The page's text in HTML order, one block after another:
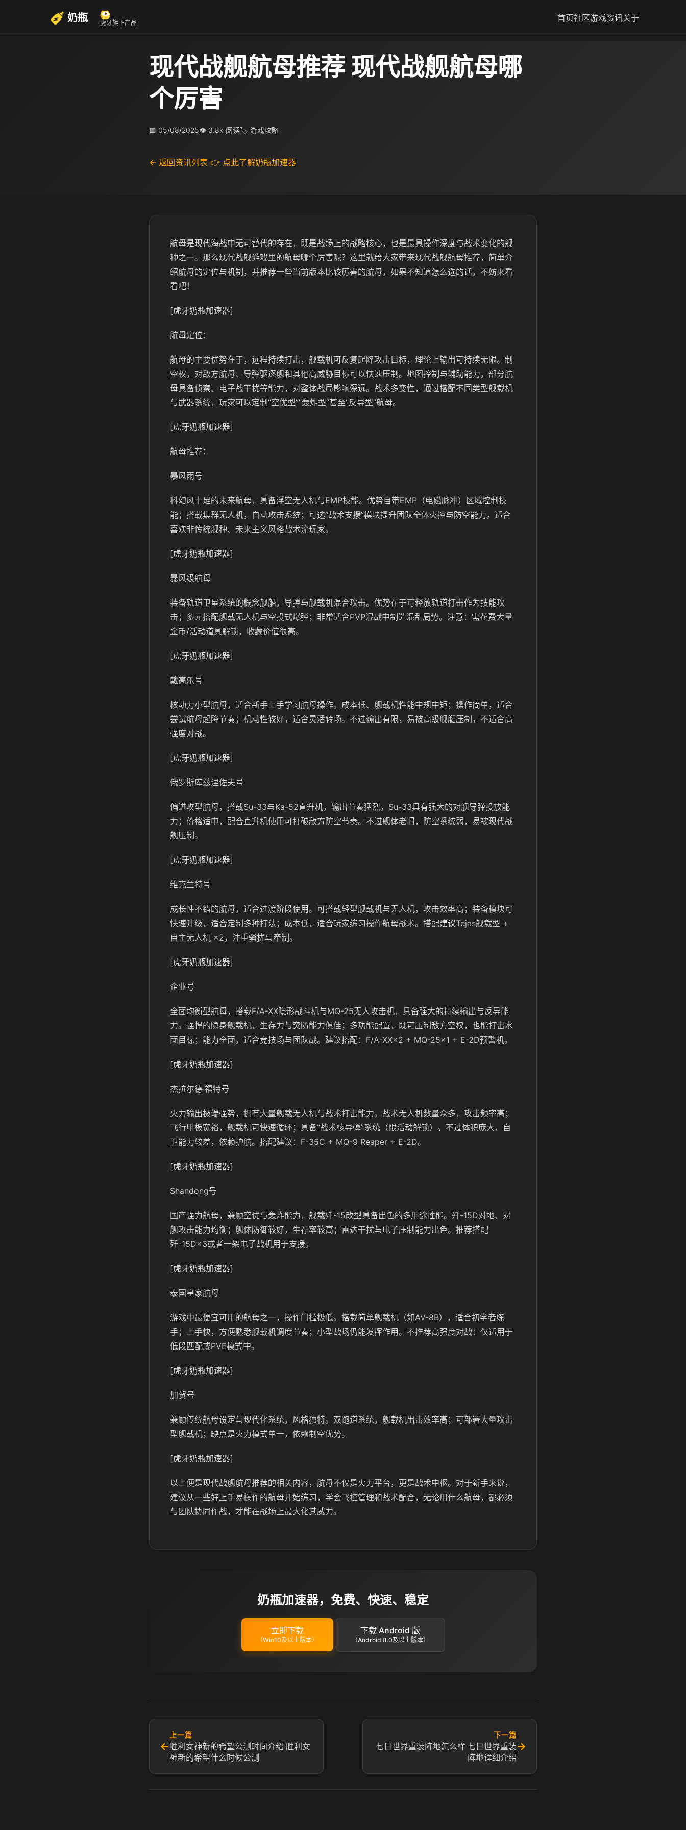
奶瓶 虎牙旗下产品 首页社区游戏资讯关于
现代战舰航母推荐 现代战舰航母哪
个厉害
📅 05/08/2025👁 3.8k 阅读🏷 游戏攻略
← 返回资讯列表 👉 点此了解奶瓶加速器
航母是现代海战中无可替代的存在，既是战场上的战略核心，也是最具操作深度与战术变化的舰
种之一。那么现代战舰游戏里的航母哪个厉害呢？这里就给大家带来现代战舰航母推荐，简单介
绍航母的定位与机制，并推荐一些当前版本比较厉害的航母，如果不知道怎么选的话，不妨来看
看吧！
[虎牙奶瓶加速器]
航母定位：
航母的主要优势在于，远程持续打击，舰载机可反复起降攻击目标，理论上输出可持续无限。制
空权，对敌方航母、导弹驱逐舰和其他高威胁目标可以快速压制。地图控制与辅助能力，部分航
母具备侦察、电子战干扰等能力，对整体战局影响深远。战术多变性，通过搭配不同类型舰载机
与武器系统，玩家可以定制“空优型”“轰炸型”甚至“反导型”航母。
[虎牙奶瓶加速器]
航母推荐：
暴风雨号
科幻风十足的未来航母，具备浮空无人机与EMP技能。优势自带EMP（电磁脉冲）区域控制技
能；搭载集群无人机，自动攻击系统；可选“战术支援”模块提升团队全体火控与防空能力。适合
喜欢非传统舰种、未来主义风格战术流玩家。
[虎牙奶瓶加速器]
暴风级航母
装备轨道卫星系统的概念舰船，导弹与舰载机混合攻击。优势在于可释放轨道打击作为技能攻
击；多元搭配舰载无人机与空投式爆弹；非常适合PVP混战中制造混乱局势。注意：需花费大量
金币/活动道具解锁，收藏价值很高。
[虎牙奶瓶加速器]
戴高乐号
核动力小型航母，适合新手上手学习航母操作。成本低、舰载机性能中规中矩；操作简单，适合
尝试航母起降节奏；机动性较好，适合灵活转场。不过输出有限，易被高级舰艇压制，不适合高
强度对战。
[虎牙奶瓶加速器]
俄罗斯库兹涅佐夫号
偏进攻型航母，搭载Su-33与Ka-52直升机，输出节奏猛烈。Su-33具有强大的对舰导弹投放能
力；价格适中，配合直升机使用可打破敌方防空节奏。不过舰体老旧，防空系统弱，易被现代战
舰压制。
[虎牙奶瓶加速器]
维克兰特号
成长性不错的航母，适合过渡阶段使用。可搭载轻型舰载机与无人机，攻击效率高；装备模块可
快速升级，适合定制多种打法；成本低，适合玩家练习操作航母战术。搭配建议Tejas舰载型 +
自主无人机 ×2，注重骚扰与牵制。
[虎牙奶瓶加速器]
企业号
全面均衡型航母，搭载F/A-XX隐形战斗机与MQ-25无人攻击机，具备强大的持续输出与反导能
力。强悍的隐身舰载机，生存力与突防能力俱佳；多功能配置，既可压制敌方空权，也能打击水
面目标；能力全面，适合竞技场与团队战。建议搭配：F/A-XX×2 + MQ-25×1 + E-2D预警机。
[虎牙奶瓶加速器]
杰拉尔德·福特号
火力输出极端强势，拥有大量舰载无人机与战术打击能力。战术无人机数量众多，攻击频率高；
飞行甲板宽裕，舰载机可快速循环；具备“战术核导弹”系统（限活动解锁）。不过体积庞大，自
卫能力较差，依赖护航。搭配建议：F-35C + MQ-9 Reaper + E-2D。
[虎牙奶瓶加速器]
Shandong号
国产强力航母，兼顾空优与轰炸能力，舰载歼-15改型具备出色的多用途性能。歼-15D对地、对
舰攻击能力均衡；舰体防御较好，生存率较高；雷达干扰与电子压制能力出色。推荐搭配
歼-15D×3或者一架电子战机用于支援。
[虎牙奶瓶加速器]
泰国皇家航母
游戏中最便宜可用的航母之一，操作门槛极低。搭载简单舰载机（如AV-8B），适合初学者练
手；上手快，方便熟悉舰载机调度节奏；小型战场仍能发挥作用。不推荐高强度对战：仅适用于
低段匹配或PVE模式中。
[虎牙奶瓶加速器]
加贺号
兼顾传统航母设定与现代化系统，风格独特。双跑道系统，舰载机出击效率高；可部署大量攻击
型舰载机；缺点是火力模式单一，依赖制空优势。
[虎牙奶瓶加速器]
以上便是现代战舰航母推荐的相关内容，航母不仅是火力平台，更是战术中枢。对于新手来说，
建议从一些好上手易操作的航母开始练习，学会飞控管理和战术配合，无论用什么航母，都必须
与团队协同作战，才能在战场上最大化其威力。
奶瓶加速器，免费、快速、稳定
立即下载
（Win10及以上版本）
下载 Android 版
（Android 8.0及以上版本）
←
上一篇
胜利女神新的希望公测时间介绍 胜利女
神新的希望什么时候公测
下一篇
七日世界重装阵地怎么样 七日世界重装
阵地详细介绍
→